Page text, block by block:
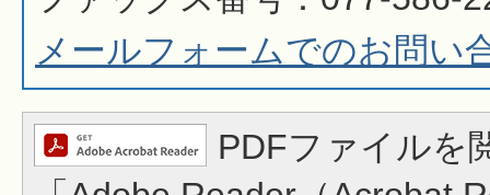
メールフォームでのお問い
PDFファイルを